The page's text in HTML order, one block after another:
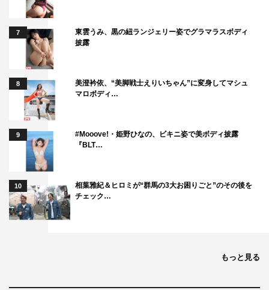
7
東雲うみ、黒の紐ランジェリー姿でグラマラスボディ
披露
8
美澄衿依、“美脚戦士えりいちゃん”に変身してマシュ
マロボディ…
9
#Mooove!・姫野ひなの、ビキニ姿で美ボディ披露
『BLT…
10
相葉雅紀＆ヒロミが“群馬の3大お困りごと”のその後を
チェック…
もっと見る